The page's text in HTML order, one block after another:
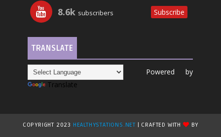
8.6k subscribers Subscribe
TRANSLATE
Powered by
Translate
COPYRIGHT 2023 HEALTHYSTATIONS.NET | CRAFTED WITH
BY